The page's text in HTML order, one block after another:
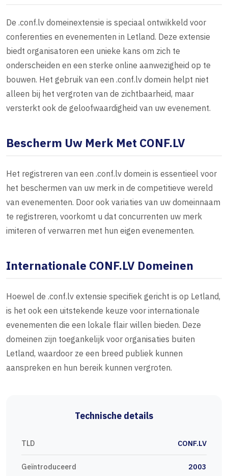
De .conf.lv domeinextensie is speciaal ontwikkeld voor
conferenties en evenementen in Letland. Deze extensie
biedt organisatoren een unieke kans om zich te
onderscheiden en een sterke online aanwezigheid op te
bouwen. Het gebruik van een .conf.lv domein helpt niet
alleen bij het vergroten van de zichtbaarheid, maar
versterkt ook de geloofwaardigheid van uw evenement.
Bescherm Uw Merk Met CONF.LV
Het registreren van een .conf.lv domein is essentieel voor
het beschermen van uw merk in de competitieve wereld
van evenementen. Door ook variaties van uw domeinnaam
te registreren, voorkomt u dat concurrenten uw merk
imiteren of verwarren met hun eigen evenementen.
Internationale CONF.LV Domeinen
Hoewel de .conf.lv extensie specifiek gericht is op Letland,
is het ook een uitstekende keuze voor internationale
evenementen die een lokale flair willen bieden. Deze
domeinen zijn toegankelijk voor organisaties buiten
Letland, waardoor ze een breed publiek kunnen
aanspreken en hun bereik kunnen vergroten.
Technische details
TLD CONF.LV
Geïntroduceerd 2003